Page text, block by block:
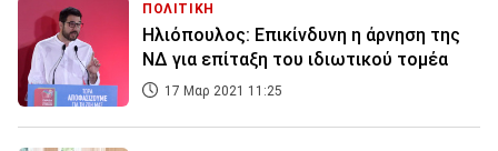
ΠΟΛΙΤΙΚΗ
Ηλιόπουλος: Επικίνδυνη η άρνηση της
ΝΔ για επίταξη του ιδιωτικού τομέα
17 Μαρ 2021 11:25